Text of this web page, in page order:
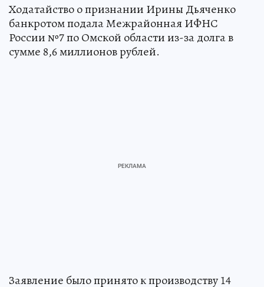
Ходатайство о признании Ирины Дьяченко
банкротом подала Межрайонная ИФНС
России №7 по Омской области из-за долга в
сумме 8,6 миллионов рублей.
Заявление было принято к производству 14